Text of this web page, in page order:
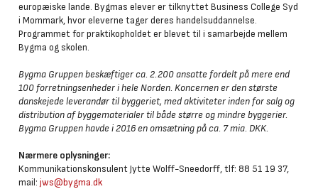
europæiske lande. Bygmas elever er tilknyttet Business College Syd
i Mommark, hvor eleverne tager deres handelsuddannelse.
Programmet for praktikopholdet er blevet til i samarbejde mellem
Bygma og skolen.
Bygma Gruppen beskæftiger ca. 2.200 ansatte fordelt på mere end
100 forretningsenheder i hele Norden. Koncernen er den største
danskejede leverandør til byggeriet, med aktiviteter inden for salg og
distribution af byggematerialer til både større og mindre byggerier.
Bygma Gruppen havde i 2016 en omsætning på ca. 7 mia. DKK.
Nærmere oplysninger:
Kommunikationskonsulent Jytte Wolff-Sneedorff, tlf: 88 51 19 37,
mail: jws@bygma.dk